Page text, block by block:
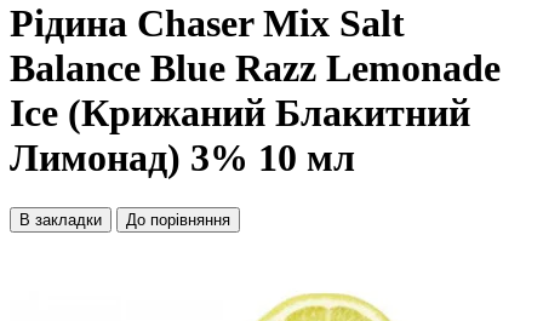
Рідина Chaser Mix Salt
Balance Blue Razz Lemonade
Ice (Крижаний Блакитний
Лимонад) 3% 10 мл
В закладки До порівняння